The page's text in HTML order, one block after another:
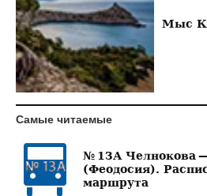
Мыс
Самые читаемые
№ 13А
(Феодосия).
маршрута